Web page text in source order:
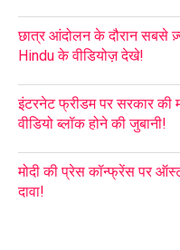
छात्र आंदोलन के दौरान सबसे
Hindu के वीडियोज़ देखे!
इंटरनेट फ्रीडम पर सरकार की
वीडियो ब्लॉक होने की जुबानी!
मोदी की प्रेस कॉन्फ्रेंस पर
दावा!